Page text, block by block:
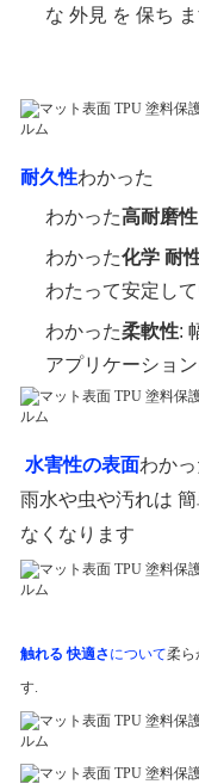
な 外見 を 保ち
耐久性わかった
わかった高耐磨性
わかった化学 耐
わたって安定し
わかった柔軟性:
アプリケーショ
水害性の表面わかっ
雨水や虫や汚れは
なくなります
触れる 快適さ について柔ら
す.